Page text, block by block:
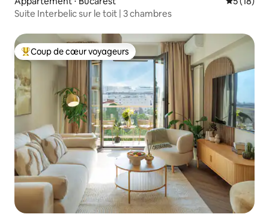
Suite Interbelic sur le toit | 3 chambres
Coups de cœur voyageurs les plus appréciés
Coup de cœur voyageurs